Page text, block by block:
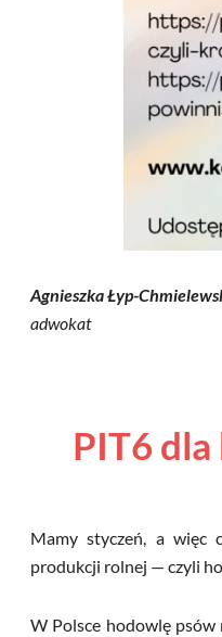
Agnieszka Łyp-
adwokat
PIT6
Mamy styczeń, a więc
produkcji rolnej — czyli
W Polsce hodowlę psów